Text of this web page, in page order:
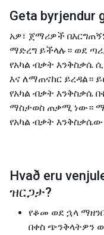
Geta byrjendur
አዎ፣ ጀማሪዎች
ማድረግ ይችላሉ። ወደ
የአካል ብቃት እንቅስቃሴ
እና ለማጠናከር ይረዳል።
የአካል ብቃት እንቅስቃሴ
ማስታወስ ጠቃሚ ነው።
የአካል ብቃት
Hvað eru
ዝርጋታ?
የቆመ ወደ ኋላ
በቀስ ጭንቅላትዎን